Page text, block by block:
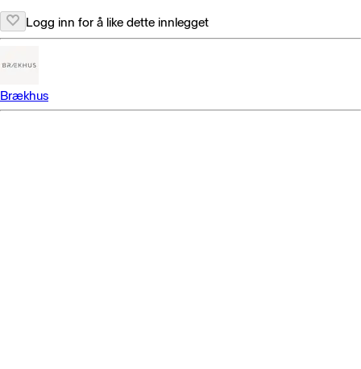
Logg inn for å like dette innlegget
Brækhus